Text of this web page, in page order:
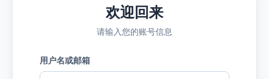
欢迎回来
请输入您的账号信息
用户名或邮箱